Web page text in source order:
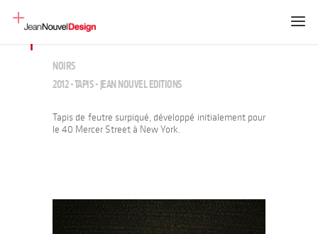
NOIRS
2012 - TAPIS - JEAN NOUVEL EDITIONS
Tapis de feutre surpiqué, développé initialement pour
le 40 Mercer Street à New York.